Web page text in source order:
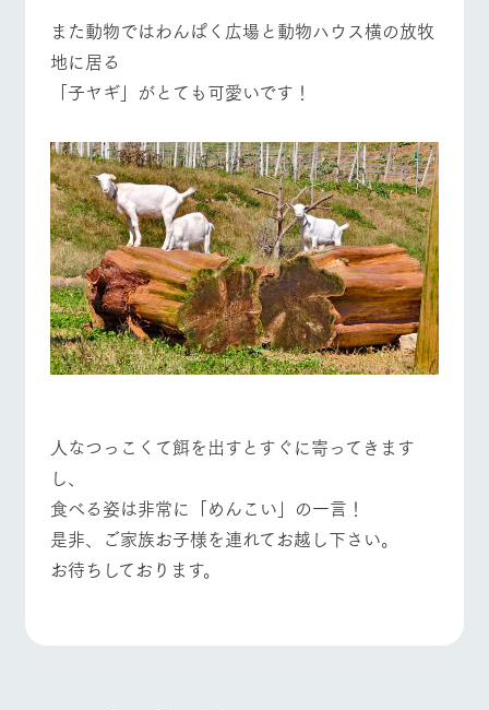
個人情報取扱いについて
ペットをお連れの
お客様へ
また動物ではわんぱく広場と動物ハウス横の放牧
地に居る
「子ヤギ」がとても可愛いです！
人なつっこくて餌を出すとすぐに寄ってきます
し、
食べる姿は非常に「めんこい」の一言！
是非、ご家族お子様を連れてお越し下さい。
お待ちしております。